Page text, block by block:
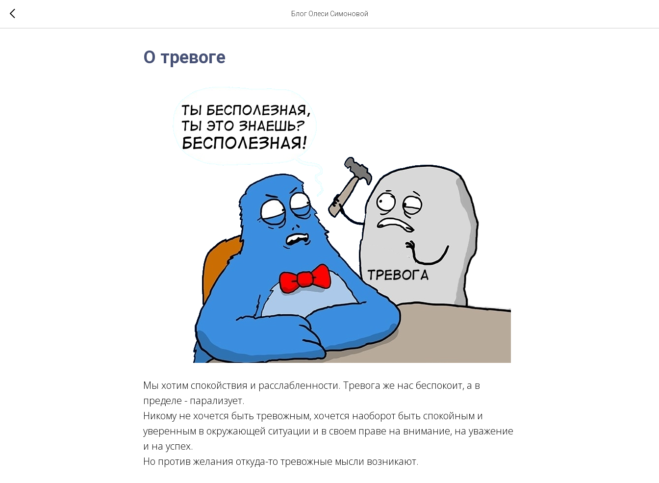
Блог Олеси Симоновой
О тревоге
Мы хотим спокойствия и расслабленности. Тревога же нас беспокоит, а в
пределе - парализует.
Никому не хочется быть тревожным, хочется наоборот быть спокойным и
уверенным в окружающей ситуации и в своем праве на внимание, на уважение
и на успех.
Но против желания откуда-то тревожные мысли возникают.